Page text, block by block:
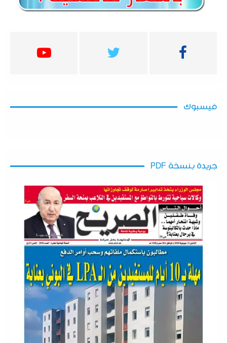
فيسبوك
جريدة بنسخة PDF